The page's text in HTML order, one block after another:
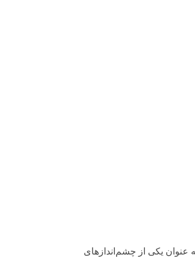
عنوان یکی از چشم‌اندازهای